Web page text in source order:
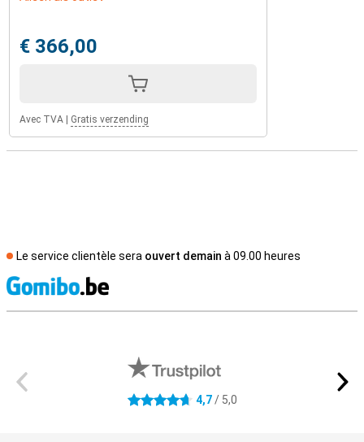
€ 366,00
Avec TVA Gratis verzending
Le service clientèle sera ouvert demain à 09.00 heures
4.7 étoiles 4,7/ 5,0